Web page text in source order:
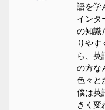
語を学
インタ
の知識
りや
ら、英
の方な
色々と
僕は英
きく変